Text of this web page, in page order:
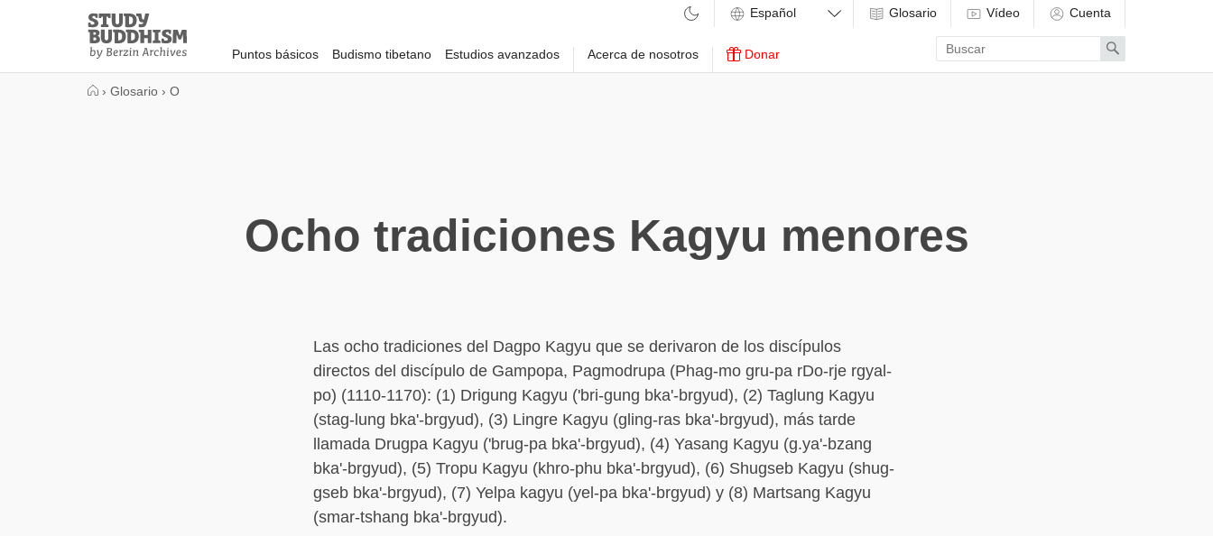
Study
Buddhism
Home
Puntos básicos Budismo tibetano Estudios avanzados Acerca de nosotros Donar
Glosario Vídeo Cuenta
Enter
search
term
Search
› Glosario › O
Ocho tradiciones Kagyu menores
Las ocho tradiciones del Dagpo Kagyu que se derivaron de los discípulos
directos del discípulo de Gampopa, Pagmodrupa (Phag-mo gru-pa rDo-rje rgyal-
po) (1110-1170): (1) Drigung Kagyu ('bri-gung bka'-brgyud), (2) Taglung Kagyu
(stag-lung bka'-brgyud), (3) Lingre Kagyu (gling-ras bka'-brgyud), más tarde
llamada Drugpa Kagyu ('brug-pa bka'-brgyud), (4) Yasang Kagyu (g.ya'-bzang
bka'-brgyud), (5) Tropu Kagyu (khro-phu bka'-brgyud), (6) Shugseb Kagyu (shug-
gseb bka'-brgyud), (7) Yelpa kagyu (yel-pa bka'-brgyud) y (8) Martsang Kagyu
(smar-tshang bka'-brgyud).